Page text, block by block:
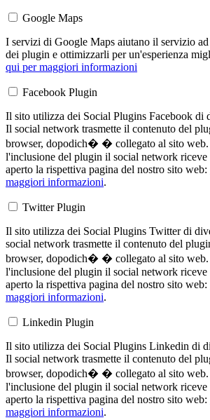
Google Maps
I servizi di Google Maps aiutano il servizio
dei plugin e ottimizzarli per un'esperienza
qui per maggiori informazioni
Facebook Plugin
Il sito utilizza dei Social Plugins Facebook di
Il social network trasmette il contenuto del
browser, dopodich� � collegato al sito web.
l'inclusione del plugin il social network
aperto la rispettiva pagina del nostro sito web:
maggiori informazioni.
Twitter Plugin
Il sito utilizza dei Social Plugins Twitter di
social network trasmette il contenuto del
browser, dopodich� � collegato al sito web.
l'inclusione del plugin il social network
aperto la rispettiva pagina del nostro sito web:
maggiori informazioni.
Linkedin Plugin
Il sito utilizza dei Social Plugins Linkedin di
Il social network trasmette il contenuto del
browser, dopodich� � collegato al sito web.
l'inclusione del plugin il social network
aperto la rispettiva pagina del nostro sito web:
maggiori informazioni.